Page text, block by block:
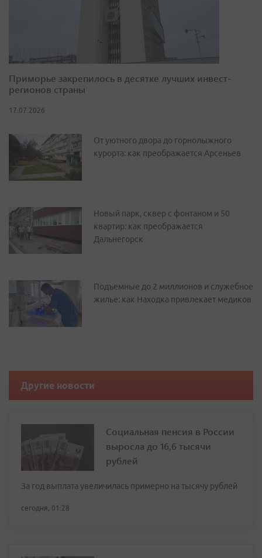
Приморье закрепилось в десятке лучших инвест-
регионов страны
17.07.2026
От уютного двора до горнолыжного
курорта: как преображается Арсеньев
Новый парк, сквер с фонтаном и 50
квартир: как преображается
Дальнегорск
Подъемные до 2 миллионов и служебное
жилье: как Находка привлекает медиков
Другие новости
Социальная пенсия в России
выросла до 16,6 тысячи
рублей
За год выплата увеличилась примерно на тысячу рублей
сегодня, 01:28